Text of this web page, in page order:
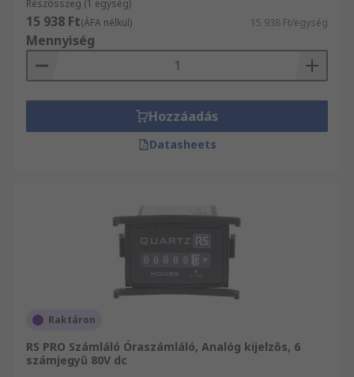
Részösszeg (1 egység)
15 938 Ft(ÁFA nélkül) 15 938 Ft/egység
Mennyiség
Hozzáadás
Datasheets
Raktáron
RS PRO Számláló Óraszámláló, Analóg kijelzős, 6
számjegyű 80V dc